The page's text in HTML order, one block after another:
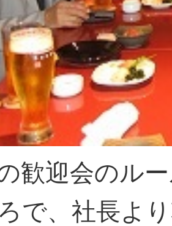
歓迎会のル
で、社長よ